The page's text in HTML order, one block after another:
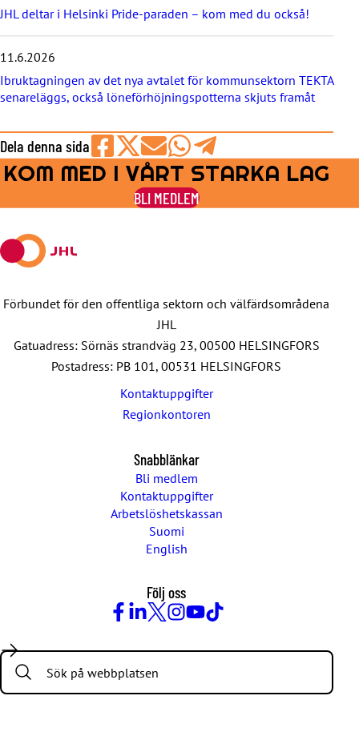
n
a
JHL deltar i Helsinki Pride-paraden – kom med du också!
11.6.2026
Ibruktagningen av det nya avtalet för kommunsektorn TEKTA
senareläggs, också löneförhöjningspotterna skjuts framåt
Dela denna sida
Share
on
Facebook
Share
on
Share
by
E-
Share
on
WhatsApp
Share
on
Telegram
KOM MED I VÅRT STARKA LAG
BLI MEDLEM
Förbundet för den offentliga sektorn och välfärdsområdena
JHL
Gatuadress: Sörnäs strandväg 23, 00500 HELSINGFORS
Postadress: PB 101, 00531 HELSINGFORS
Kontaktuppgifter
Regionkontoren
Snabblänkar
Bli medlem
Kontaktuppgifter
Arbetslöshetskassan
Suomi
English
Följ oss
Search: